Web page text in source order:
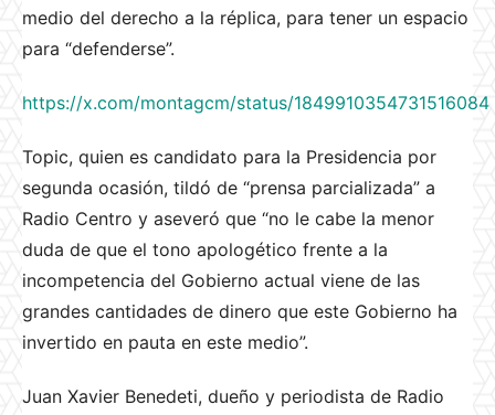
medio del derecho a la réplica, para tener un espacio
para “defenderse”.
https://x.com/montagcm/status/1849910354731516084
Topic, quien es candidato para la Presidencia por
segunda ocasión, tildó de “prensa parcializada” a
Radio Centro y aseveró que “no le cabe la menor
duda de que el tono apologético frente a la
incompetencia del Gobierno actual viene de las
grandes cantidades de dinero que este Gobierno ha
invertido en pauta en este medio”.
Juan Xavier Benedeti, dueño y periodista de Radio